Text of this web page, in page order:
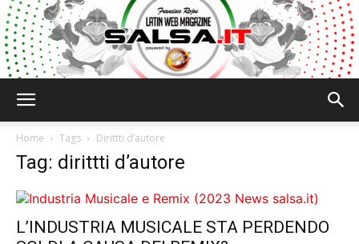
Home Tags Dirittti d’autore
Tag: dirittti d’autore
L’INDUSTRIA MUSICALE STA PERDENDO